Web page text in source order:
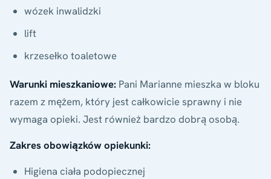
wózek inwalidzki
lift
krzesełko toaletowe
Warunki mieszkaniowe: Pani Marianne mieszka w bloku
razem z mężem, który jest całkowicie sprawny i nie
wymaga opieki. Jest również bardzo dobrą osobą.
Zakres obowiązków opiekunki:
Higiena ciała podopiecznej